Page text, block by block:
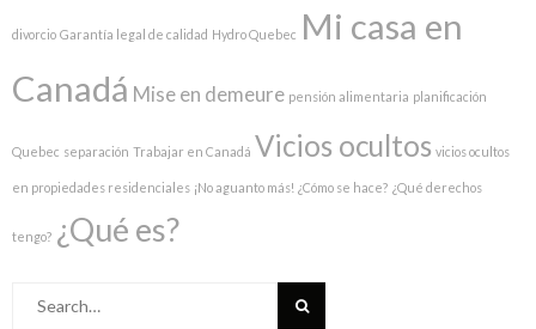
divorcio Garantía legal de calidad Hydro Quebec Mi casa en
Canadá Mise en demeure pensión alimentaria planificación
Quebec separación Trabajar en Canadá Vicios ocultos vicios ocultos
en propiedades residenciales ¡No aguanto más! ¿Cómo se hace? ¿Qué derechos
tengo? ¿Qué es?
Search